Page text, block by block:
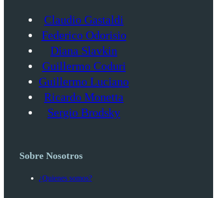
Claudio Gastaldi
Federico Odorisio
Diana Slavkin
Guillermo Coduri
Guillermo Luciano
Ricardo Monetta
Sergio Brodsky
Sobre Nosotros
¿Quienes somos?